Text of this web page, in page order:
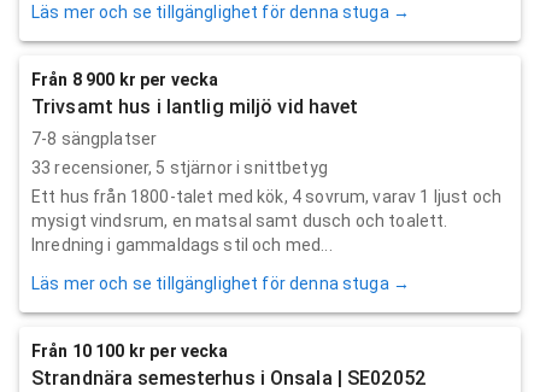
Läs mer och se tillgänglighet för denna stuga →
Från 8 900 kr per vecka
Trivsamt hus i lantlig miljö vid havet
7-8 sängplatser
33 recensioner, 5 stjärnor i snittbetyg
Ett hus från 1800-talet med kök, 4 sovrum, varav 1 ljust och
mysigt vindsrum, en matsal samt dusch och toalett.
Inredning i gammaldags stil och med...
Läs mer och se tillgänglighet för denna stuga →
Från 10 100 kr per vecka
Strandnära semesterhus i Onsala | SE02052